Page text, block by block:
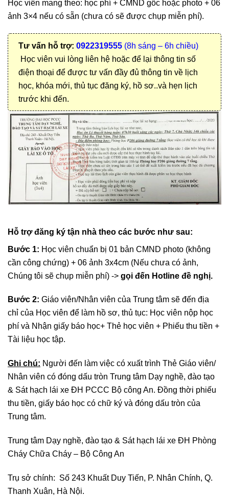
Học viên mang theo: học phí + CMND gốc hoặc photo + 06
ảnh 3×4 nếu có sẵn (chưa có sẽ được chụp miễn phí).
Tư vấn hỗ trợ: 0922319555 (8h sáng – 6h chiều)
Học viên vui lòng liên hệ hoặc để lại thông tin số
điện thoại để được tư vấn đầy đủ thông tin về lịch
học, khóa mới, thủ tục đăng ký, hồ sơ..và hẹn lịch
trước khi đến.
Hỗ trợ đăng ký tận nhà theo các bước như sau:
Bước 1: Học viên chuẩn bị 01 bản CMND photo (không
cần công chứng) + 06 ảnh 3x4cm (Nếu chưa có ảnh,
Chúng tôi sẽ chụp miễn phí) -> gọi đến Hotline đề nghị.
Bước 2: Giáo viên/Nhân viên của Trung tâm sẽ đến địa
chỉ của Học viên để làm hồ sơ, thủ tục: Học viên nộp học
phí và Nhận giấy báo học+ Thẻ học viên + Phiếu thu tiền +
Tài liệu học tập.
Ghi chú: Người đến làm việc có xuất trình Thẻ Giáo viên/
Nhân viên có đóng dấu tròn Trung tâm Dạy nghề, đào tạo
& Sát hạch lái xe ĐH PCCC Bộ công An. Đồng thời phiếu
thu tiền, giấy báo học có chữ ký và đóng dấu tròn của
Trung tâm.
Trung tâm Dạy nghề, đào tạo & Sát hạch lái xe ĐH Phòng
Cháy Chữa Cháy – Bộ Công An
Trụ sở chính: Số 243 Khuất Duy Tiến, P. Nhân Chính, Q.
Thanh Xuân, Hà Nội.